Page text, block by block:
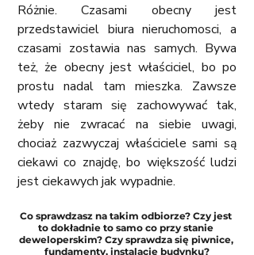
Różnie. Czasami obecny jest
przedstawiciel biura nieruchomosci, a
czasami zostawia nas samych. Bywa
też, że obecny jest właściciel, bo po
prostu nadal tam mieszka. Zawsze
wtedy staram się zachowywać tak,
żeby nie zwracać na siebie uwagi,
chociaż zazwyczaj właściciele sami są
ciekawi co znajdę, bo większość ludzi
jest ciekawych jak wypadnie.
Co sprawdzasz na takim odbiorze? Czy jest
to dokładnie to samo co przy stanie
deweloperskim? Czy sprawdza się piwnice,
fundamenty, instalacje budynku?